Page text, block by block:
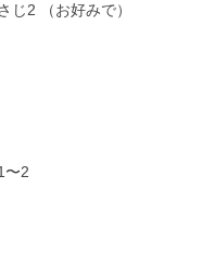
じ2 （お好みで）
〜2